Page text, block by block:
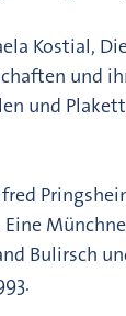
Kostial,
und
und
Bulirsch